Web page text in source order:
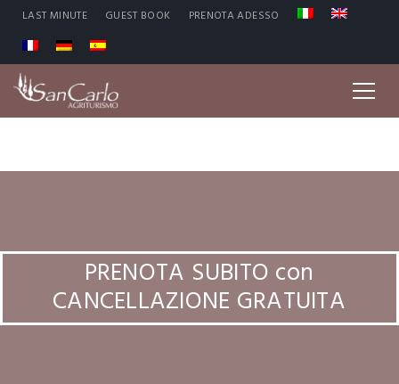
LAST MINUTE GUEST BOOK PRENOTA ADESSO
PRENOTA SUBITO con
CANCELLAZIONE GRATUITA